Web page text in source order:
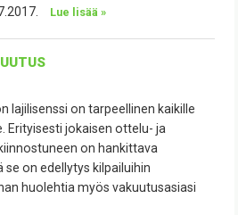
Lue lisää »
lajilisenssi on tarpeellinen kaikille
Erityisesti jokaisen ottelu- ja
on hankittava
se on edellytys kilpailuihin
huolehtia myös vakuutusasiasi